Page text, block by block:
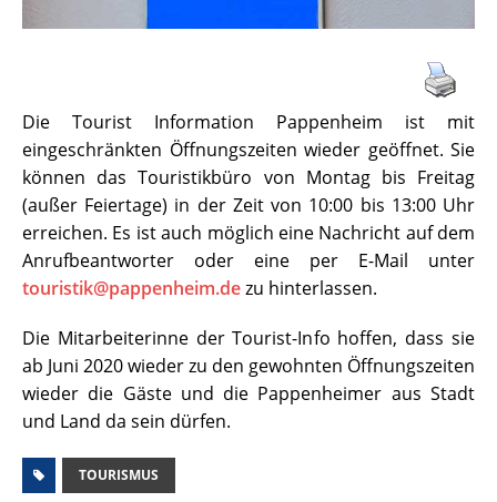
Die Tourist Information Pappenheim ist mit
eingeschränkten Öffnungszeiten wieder geöffnet. Sie
können das Touristikbüro von Montag bis Freitag
(außer Feiertage) in der Zeit von 10:00 bis 13:00 Uhr
erreichen. Es ist auch möglich eine Nachricht auf dem
Anrufbeantworter oder eine per E-Mail unter
touristik@pappenheim.dezu hinterlassen.
Die Mitarbeiterinne der Tourist-Info hoffen, dass sie
ab Juni 2020 wieder zu den gewohnten Öffnungszeiten
wieder die Gäste und die Pappenheimer aus Stadt
und Land da sein dürfen.
TOURISMUS